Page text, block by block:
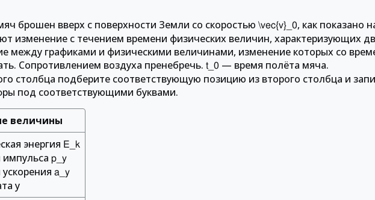
брошен вверх с поверхности Земли со скоростью \vec{v}_0, как показано
изменение с течением времени физических величин, характеризующих
между графиками и физическими величинами, изменение которых со
Сопротивлением воздуха пренебречь. t_0 — время полёта мяча.
столбца подберите соответствующую позицию из второго столбца и
под соответствующими буквами.
величины
энергия E_k
импульса p_y
a_y
y